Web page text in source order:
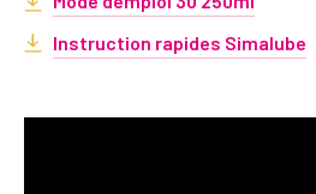
Instruction rapides Simalube